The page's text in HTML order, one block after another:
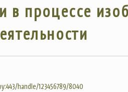
в процессе
handle/123456789/8040